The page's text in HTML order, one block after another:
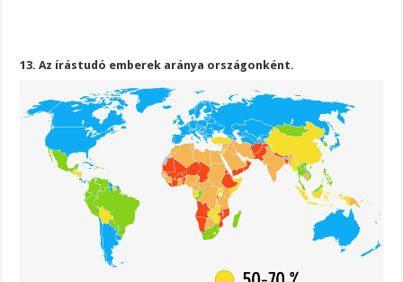
13. Az írástudó emberek aránya országonként.